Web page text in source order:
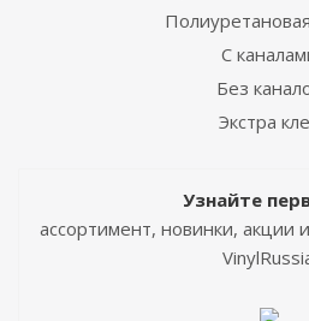
С
Без
Экстра
Узнайте
ассортимент, новинки, акции